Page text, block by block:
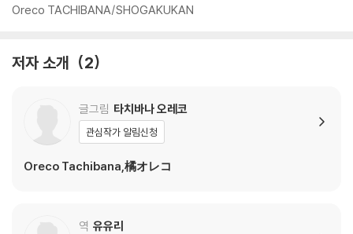
Oreco TACHIBANA/SHOGAKUKAN
저자 소개 2
글그림 타치바나 오레코
관심작가 알림신청
Oreco Tachibana,橘オレコ
역 유유리